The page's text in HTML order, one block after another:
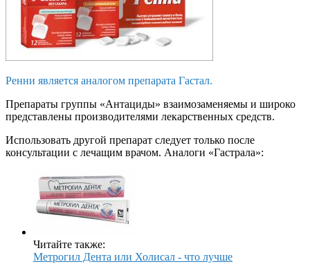
Ренни является аналогом препарата Гастал.
Препараты группы «Антациды» взаимозаменяемы и широко
представлены производителями лекарственных средств.
Использовать другой препарат следует только после
консультации с лечащим врачом. Аналоги «Гастрала»:
Читайте также:
Метрогил Дента или Холисал - что лучше